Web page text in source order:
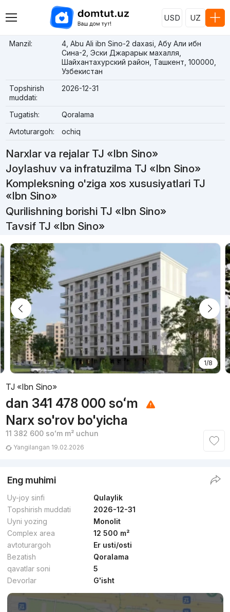
USD UZ
Manzil:
4, Abu Ali ibn Sino-2 daxasi, Абу Али ибн
Сина-2, Эски Джарарык махалля,
Шайхантахурский район, Ташкент, 100000,
Узбекистан
Topshirish
muddati:
2026-12-31
Tugatish:
Qoralama
Avtoturargoh:
ochiq
Narxlar va rejalar TJ «Ibn Sino»
Joylashuv va infratuzilma TJ «Ibn Sino»
Kompleksning o'ziga xos xususiyatlari TJ
«Ibn Sino»
Qurilishning borishi TJ «Ibn Sino»
Tavsif TJ «Ibn Sino»
1/8
TJ «Ibn Sino»
dan 341 478 000 soʻm
Narx so'rov bo'yicha
11 382 600 soʻmm² uchun
Yangilangan 19.02.2026
Eng muhimi
Uy-joy sinfi
Qulaylik
Topshirish muddati
2026-12-31
Uyni yozing
Monolit
Complex area
12 500 m²
avtoturargoh
Er usti/osti
Bezatish
Qoralama
qavatlar soni
5
Devorlar
G'isht